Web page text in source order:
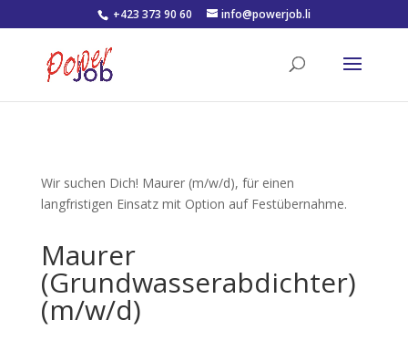
+423 373 90 60 info@powerjob.li
Wir suchen Dich! Maurer (m/w/d), für einen
langfristigen Einsatz mit Option auf Festübernahme.
Maurer
(Grundwasserabdichter)
(m/w/d)